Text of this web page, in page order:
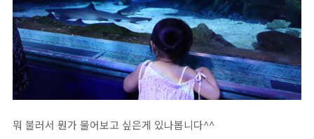
뭐 불러서 뭔가 물어보고 싶은게 있나봅니다^^